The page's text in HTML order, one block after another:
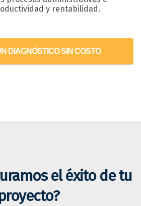
y rentabilidad.
DIAGNÓSTICO SIN COSTO
el éxito de tu